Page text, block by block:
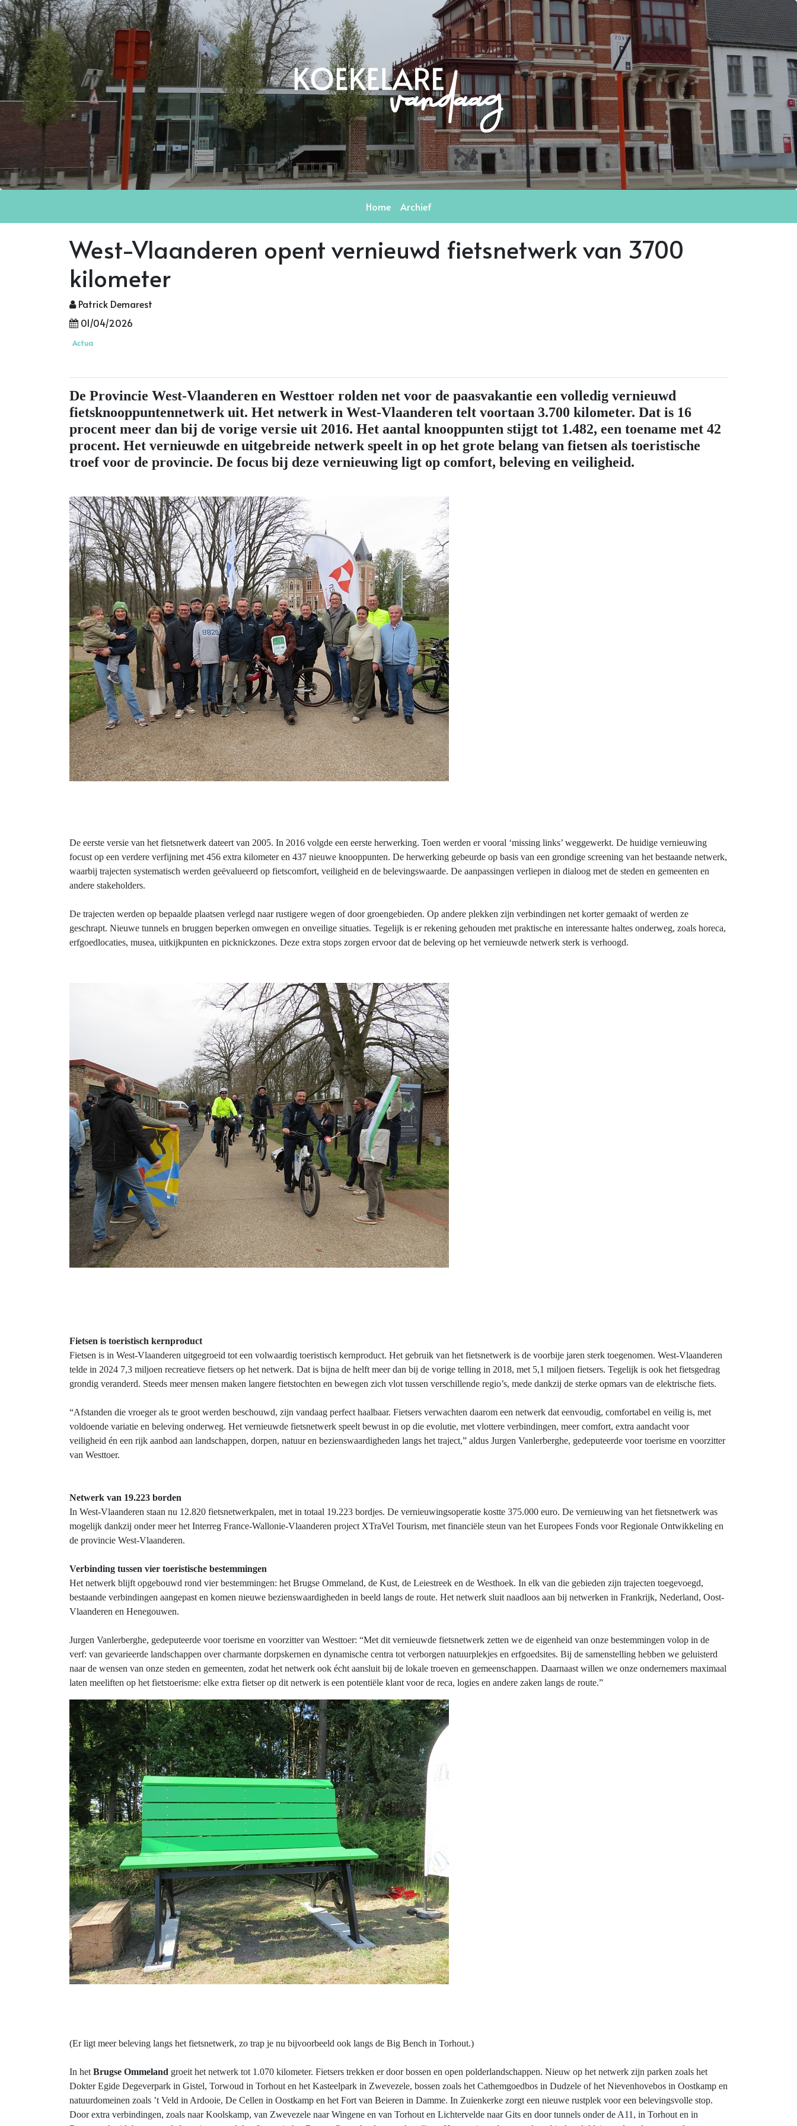
Home Archief
West-Vlaanderen opent vernieuwd fietsnetwerk van 3700
kilometer
Patrick Demarest
01/04/2026
Actua
De Provincie West-Vlaanderen en Westtoer rolden net voor de paasvakantie een volledig vernieuwd
fietsknooppuntennetwerk uit. Het netwerk in West-Vlaanderen telt voortaan 3.700 kilometer. Dat is 16
procent meer dan bij de vorige versie uit 2016. Het aantal knooppunten stijgt tot 1.482, een toename met 42
procent. Het vernieuwde en uitgebreide netwerk speelt in op het grote belang van fietsen als toeristische
troef voor de provincie. De focus bij deze vernieuwing ligt op comfort, beleving en veiligheid.
De eerste versie van het fietsnetwerk dateert van 2005. In 2016 volgde een eerste herwerking. Toen werden er vooral ‘missing links’ weggewerkt. De huidige vernieuwing
focust op een verdere verfijning met 456 extra kilometer en 437 nieuwe knooppunten. De herwerking gebeurde op basis van een grondige screening van het bestaande netwerk,
waarbij trajecten systematisch werden geëvalueerd op fietscomfort, veiligheid en de belevingswaarde. De aanpassingen verliepen in dialoog met de steden en gemeenten en
andere stakeholders.
De trajecten werden op bepaalde plaatsen verlegd naar rustigere wegen of door groengebieden. Op andere plekken zijn verbindingen net korter gemaakt of werden ze
geschrapt. Nieuwe tunnels en bruggen beperken omwegen en onveilige situaties. Tegelijk is er rekening gehouden met praktische en interessante haltes onderweg, zoals horeca,
erfgoedlocaties, musea, uitkijkpunten en picknickzones. Deze extra stops zorgen ervoor dat de beleving op het vernieuwde netwerk sterk is verhoogd.
Fietsen is toeristisch kernproduct
Fietsen is in West‑Vlaanderen uitgegroeid tot een volwaardig toeristisch kernproduct. Het gebruik van het fietsnetwerk is de voorbije jaren sterk toegenomen. West-Vlaanderen
telde in 2024 7,3 miljoen recreatieve fietsers op het netwerk. Dat is bijna de helft meer dan bij de vorige telling in 2018, met 5,1 miljoen fietsers. Tegelijk is ook het fietsgedrag
grondig veranderd. Steeds meer mensen maken langere fietstochten en bewegen zich vlot tussen verschillende regio’s, mede dankzij de sterke opmars van de elektrische fiets.
“Afstanden die vroeger als te groot werden beschouwd, zijn vandaag perfect haalbaar. Fietsers verwachten daarom een netwerk dat eenvoudig, comfortabel en veilig is, met
voldoende variatie en beleving onderweg. Het vernieuwde fietsnetwerk speelt bewust in op die evolutie, met vlottere verbindingen, meer comfort, extra aandacht voor
veiligheid én een rijk aanbod aan landschappen, dorpen, natuur en bezienswaardigheden langs het traject,” aldus Jurgen Vanlerberghe, gedeputeerde voor toerisme en voorzitter
van Westtoer.
Netwerk van 19.223 borden
In West-Vlaanderen staan nu 12.820 fietsnetwerkpalen, met in totaal 19.223 bordjes. De vernieuwingsoperatie kostte 375.000 euro. De vernieuwing van het fietsnetwerk was
mogelijk dankzij onder meer het Interreg France-Wallonie-Vlaanderen project XTraVel Tourism, met financiële steun van het Europees Fonds voor Regionale Ontwikkeling en
de provincie West-Vlaanderen.
Verbinding tussen vier toeristische bestemmingen
Het netwerk blijft opgebouwd rond vier bestemmingen: het Brugse Ommeland, de Kust, de Leiestreek en de Westhoek. In elk van die gebieden zijn trajecten toegevoegd,
bestaande verbindingen aangepast en komen nieuwe bezienswaardigheden in beeld langs de route. Het netwerk sluit naadloos aan bij netwerken in Frankrijk, Nederland, Oost-
Vlaanderen en Henegouwen.
Jurgen Vanlerberghe, gedeputeerde voor toerisme en voorzitter van Westtoer: “Met dit vernieuwde fietsnetwerk zetten we de eigenheid van onze bestemmingen volop in de
verf: van gevarieerde landschappen over charmante dorpskernen en dynamische centra tot verborgen natuurplekjes en erfgoedsites. Bij de samenstelling hebben we geluisterd
naar de wensen van onze steden en gemeenten, zodat het netwerk ook écht aansluit bij de lokale troeven en gemeenschappen. Daarnaast willen we onze ondernemers maximaal
laten meeliften op het fietstoerisme: elke extra fietser op dit netwerk is een potentiële klant voor de reca, logies en andere zaken langs de route.”
(Er ligt meer beleving langs het fietsnetwerk, zo trap je nu bijvoorbeeld ook langs de Big Bench in Torhout.)
In het Brugse Ommeland groeit het netwerk tot 1.070 kilometer. Fietsers trekken er door bossen en open polderlandschappen. Nieuw op het netwerk zijn parken zoals het
Dokter Egide Degeverpark in Gistel, Torwoud in Torhout en het Kasteelpark in Zwevezele, bossen zoals het Cathemgoedbos in Dudzele of het Nievenhovebos in Oostkamp en
natuurdomeinen zoals ’t Veld in Ardooie, De Cellen in Oostkamp en het Fort van Beieren in Damme. In Zuienkerke zorgt een nieuwe rustplek voor een belevingsvolle stop.
Door extra verbindingen, zoals naar Koolskamp, van Zwevezele naar Wingene en van Torhout en Lichtervelde naar Gits en door tunnels onder de A11, in Torhout en in